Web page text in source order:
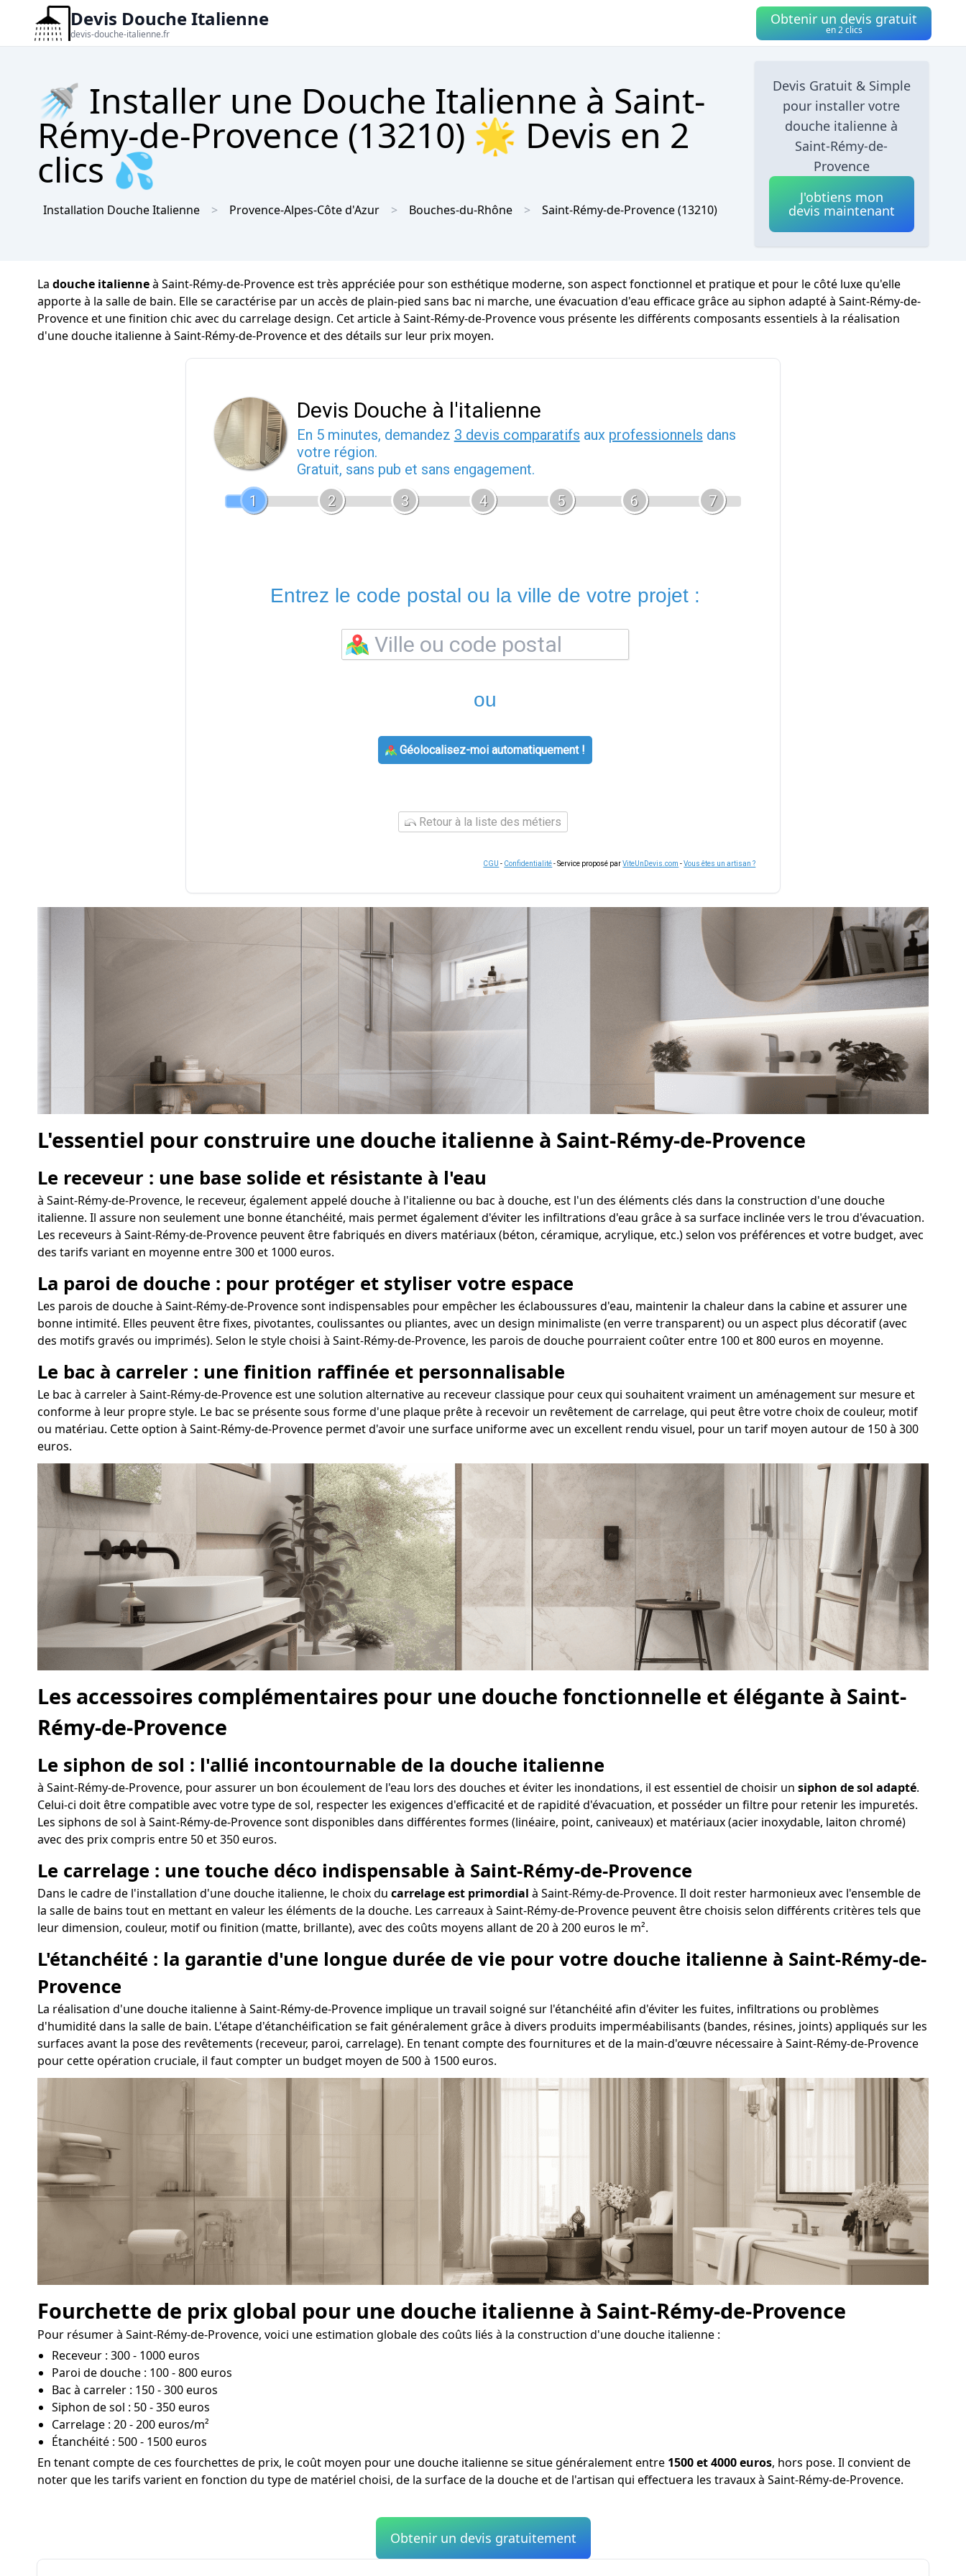
Devis Douche Italienne
devis-douche-italienne.fr
Obtenir un devis gratuit
en 2 clics
🚿 Installer une Douche Italienne à Saint-
Rémy-de-Provence (13210) 🌟 Devis en 2
clics 💦
Installation Douche Italienne Provence-Alpes-Côte d'Azur Bouches-du-Rhône Saint-Rémy-de-Provence(13210)
Devis Gratuit & Simple
pour installer votre
douche italienne à
Saint-Rémy-de-
Provence
J'obtiens mon
devis maintenant
La douche italienneà Saint-Rémy-de-Provence est très appréciée pour son esthétique moderne, son aspect fonctionnel et pratique et pour le côté luxe qu'elle
apporte à la salle de bain. Elle se caractérise par un accès de plain-pied sans bac ni marche, une évacuation d'eau efficace grâce au siphon adapté à Saint-Rémy-de-
Provence et une finition chic avec du carrelage design. Cet article à Saint-Rémy-de-Provence vous présente les différents composants essentiels à la réalisation
d'une douche italienne à Saint-Rémy-de-Provence et des détails sur leur prix moyen.
Devis Douche à l'italienne
En 5 minutes, demandez 3 devis comparatifs aux professionnels dans
votre région.
Gratuit, sans pub et sans engagement.
1
2 3 4 5 6 7
Entrez le code postal ou la ville de votre projet :
ou
Géolocalisez-moi automatiquement !
Retour à la liste des métiers
CGU - Confidentialité- Service proposé parViteUnDevis.com -Vous êtes un artisan ?
L'essentiel pour construire une douche italienne à Saint-Rémy-de-Provence
Le receveur : une base solide et résistante à l'eau
à Saint-Rémy-de-Provence, le receveur, également appelé douche à l'italienne ou bac à douche, est l'un des éléments clés dans la construction d'une douche
italienne. Il assure non seulement une bonne étanchéité, mais permet également d'éviter les infiltrations d'eau grâce à sa surface inclinée vers le trou d'évacuation.
Les receveurs à Saint-Rémy-de-Provence peuvent être fabriqués en divers matériaux (béton, céramique, acrylique, etc.) selon vos préférences et votre budget, avec
des tarifs variant en moyenne entre 300 et 1000 euros.
La paroi de douche : pour protéger et styliser votre espace
Les parois de douche à Saint-Rémy-de-Provence sont indispensables pour empêcher les éclaboussures d'eau, maintenir la chaleur dans la cabine et assurer une
bonne intimité. Elles peuvent être fixes, pivotantes, coulissantes ou pliantes, avec un design minimaliste (en verre transparent) ou un aspect plus décoratif (avec
des motifs gravés ou imprimés). Selon le style choisi à Saint-Rémy-de-Provence, les parois de douche pourraient coûter entre 100 et 800 euros en moyenne.
Le bac à carreler : une finition raffinée et personnalisable
Le bac à carreler à Saint-Rémy-de-Provence est une solution alternative au receveur classique pour ceux qui souhaitent vraiment un aménagement sur mesure et
conforme à leur propre style. Le bac se présente sous forme d'une plaque prête à recevoir un revêtement de carrelage, qui peut être votre choix de couleur, motif
ou matériau. Cette option à Saint-Rémy-de-Provence permet d'avoir une surface uniforme avec un excellent rendu visuel, pour un tarif moyen autour de 150 à 300
euros.
Les accessoires complémentaires pour une douche fonctionnelle et élégante à Saint-
Rémy-de-Provence
Le siphon de sol : l'allié incontournable de la douche italienne
à Saint-Rémy-de-Provence, pour assurer un bon écoulement de l'eau lors des douches et éviter les inondations, il est essentiel de choisir un siphon de sol adapté.
Celui-ci doit être compatible avec votre type de sol, respecter les exigences d'efficacité et de rapidité d'évacuation, et posséder un filtre pour retenir les impuretés.
Les siphons de sol à Saint-Rémy-de-Provence sont disponibles dans différentes formes (linéaire, point, caniveaux) et matériaux (acier inoxydable, laiton chromé)
avec des prix compris entre 50 et 350 euros.
Le carrelage : une touche déco indispensable à Saint-Rémy-de-Provence
Dans le cadre de l'installation d'une douche italienne, le choix du carrelage est primordial à Saint-Rémy-de-Provence. Il doit rester harmonieux avec l'ensemble de
la salle de bains tout en mettant en valeur les éléments de la douche. Les carreaux à Saint-Rémy-de-Provence peuvent être choisis selon différents critères tels que
leur dimension, couleur, motif ou finition (matte, brillante), avec des coûts moyens allant de 20 à 200 euros le m².
L'étanchéité : la garantie d'une longue durée de vie pour votre douche italienne à Saint-Rémy-de-
Provence
La réalisation d'une douche italienne à Saint-Rémy-de-Provence implique un travail soigné sur l'étanchéité afin d'éviter les fuites, infiltrations ou problèmes
d'humidité dans la salle de bain. L'étape d'étanchéification se fait généralement grâce à divers produits imperméabilisants (bandes, résines, joints) appliqués sur les
surfaces avant la pose des revêtements (receveur, paroi, carrelage). En tenant compte des fournitures et de la main-d'œuvre nécessaire à Saint-Rémy-de-Provence
pour cette opération cruciale, il faut compter un budget moyen de 500 à 1500 euros.
Fourchette de prix global pour une douche italienne à Saint-Rémy-de-Provence
Pour résumer à Saint-Rémy-de-Provence, voici une estimation globale des coûts liés à la construction d'une douche italienne :
Receveur : 300 - 1000 euros
Paroi de douche : 100 - 800 euros
Bac à carreler : 150 - 300 euros
Siphon de sol : 50 - 350 euros
Carrelage : 20 - 200 euros/m²
Étanchéité : 500 - 1500 euros
En tenant compte de ces fourchettes de prix, le coût moyen pour une douche italienne se situe généralement entre 1500 et 4000 euros, hors pose. Il convient de
noter que les tarifs varient en fonction du type de matériel choisi, de la surface de la douche et de l'artisan qui effectuera les travaux à Saint-Rémy-de-Provence.
Obtenir un devis gratuitement